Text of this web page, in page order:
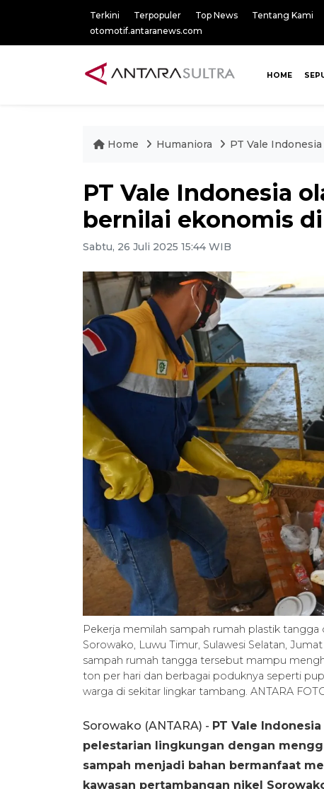
Terkini Terpopuler Top News Tentang Kami
otomotif.antaranews.com
HOME
Home Humaniora PT Vale
PT Vale Indonesia
bernilai ekonomis
Sabtu, 26 Juli 2025 15:44 WIB
Pekerja memilah sampah rumah plastik
Sorowako, Luwu Timur, Sulawesi Selatan,
sampah rumah tangga tersebut mampu
ton per hari dan berbagai poduknya seperti
warga di sekitar lingkar tambang. ANTARA
Sorowako (ANTARA) - PT Vale
pelestarian lingkungan dengan
sampah menjadi bahan bermanfaat
kawasan pertambangan nikel